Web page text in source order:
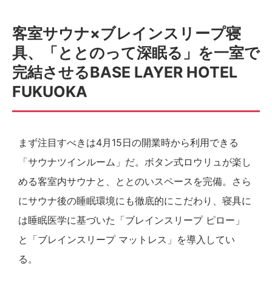
客室サウナ×ブレインスリープ寝
具、「ととのって深眠る」を一室で
完結させるBASE LAYER HOTEL
FUKUOKA
まず注目すべきは4月15日の開業時から利用できる
「サウナツインルーム」だ。ボタン式ロウリュが楽し
める客室内サウナと、ととのいスペースを完備。さら
にサウナ後の睡眠環境にも徹底的にこだわり、寝具に
は睡眠医学に基づいた「ブレインスリープ ピロー」
と「ブレインスリープ マットレス」を導入してい
る。